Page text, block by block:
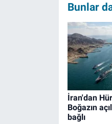
Bunlar
İran'dan
Boğazın
bağlı